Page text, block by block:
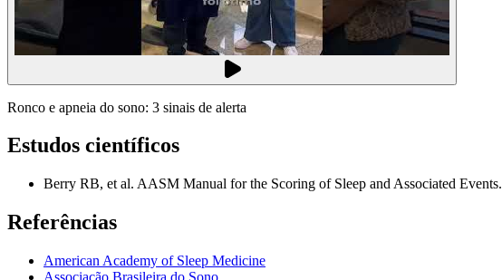
Ronco e apneia do sono: 3 sinais de alerta
Estudos científicos
Berry RB, et al. AASM Manual for the Scoring of Sleep and Associated Events.
Referências
American Academy of Sleep Medicine